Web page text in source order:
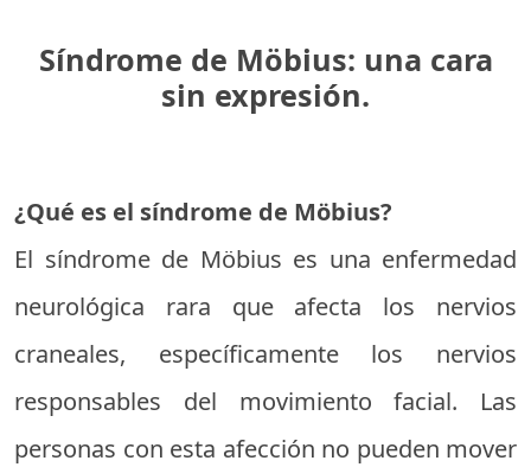
Síndrome de Möbius: una cara
sin expresión.
¿Qué es el síndrome de Möbius?
El síndrome de Möbius es una enfermedad
neurológica rara que afecta los nervios
craneales, específicamente los nervios
responsables del movimiento facial. Las
personas con esta afección no pueden mover